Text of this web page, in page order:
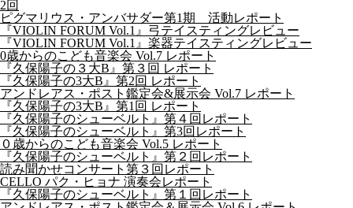
2回
ピグマリウス・アンバサダー第1期 活動レポート
『VIOLIN FORUM Vol.1』弓テイスティングレビュー
『VIOLIN FORUM Vol.1』楽器テイスティングレビュー
0歳からのこども音楽会 Vol.7 レポート
『久保陽子の３大B』第３回 レポート
『久保陽子の3大B』第2回 レポート
アンドレアス・ポスト鑑定会&展示会 Vol.7 レポート
『久保陽子の3大B』第1回 レポート
『久保陽子のシューベルト』第４回レポート
『久保陽子のシューベルト』第3回レポート
０歳からのこども音楽会 Vol.5 レポート
『久保陽子のシューベルト』第２回レポート
読み聞かせコンサート第３回レポート
CELLO パク・ヒョナ 演奏会レポート
『久保陽子のシューベルト』第１回レポート